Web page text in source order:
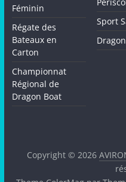
Féminin
Régate des
Bateaux en
Carton
Championnat
Régional de
Dragon Boat
Sport
Copyright © 2026